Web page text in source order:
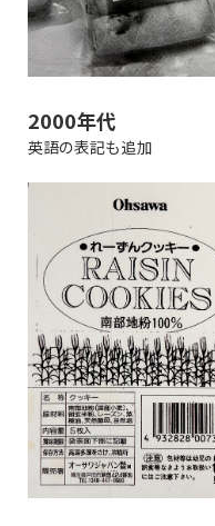
2000年代
英語の表記も追加